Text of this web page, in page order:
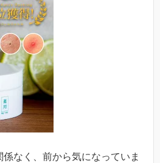
なく、前から気になっていま